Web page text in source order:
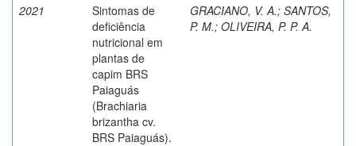
2021
Sintomas de
deficiência
nutricional em
plantas de
capim BRS
Paiaguás
(Brachiaria
brizantha cv.
BRS Paiaguás).
GRACIANO, V. A.; SANTOS,
P. M.; OLIVEIRA, P. P. A.